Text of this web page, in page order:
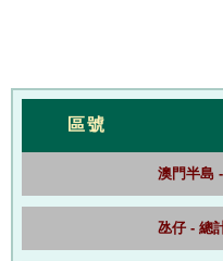
區號
澳門半島
氹仔 - 總